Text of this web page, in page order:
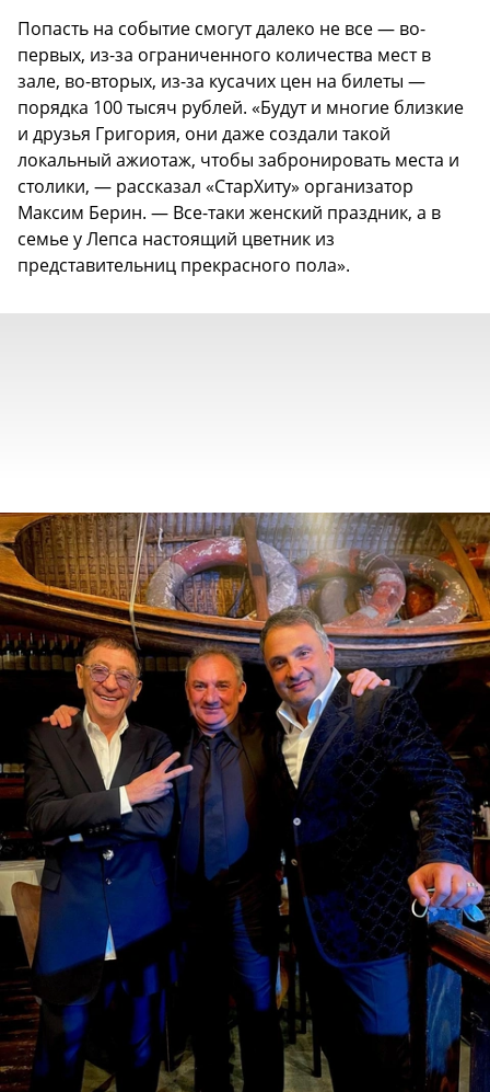
Попасть на событие смогут далеко не все — во-
первых, из-за ограниченного количества мест в
зале, во-вторых, из-за кусачих цен на билеты —
порядка 100 тысяч рублей. «Будут и многие близкие
и друзья Григория, они даже создали такой
локальный ажиотаж, чтобы забронировать места и
столики, — рассказал «СтарХиту» организатор
Максим Берин. — Все-таки женский праздник, а в
семье у Лепса настоящий цветник из
представительниц прекрасного пола».